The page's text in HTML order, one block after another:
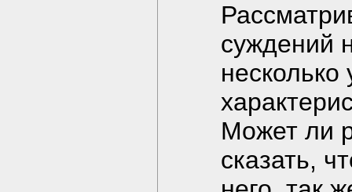
суждений
Может ли
сказать,